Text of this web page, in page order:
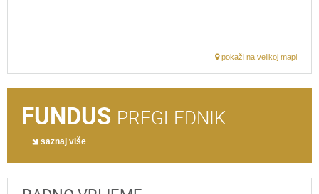
pokaži na velikoj mapi
FUNDUS PREGLEDNIK
saznaj više